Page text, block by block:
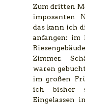
Zum dritten
imposanten
das kann ich
anfangen: im
Zimmer.
waren
im großen
ich bisher
Eingelassen